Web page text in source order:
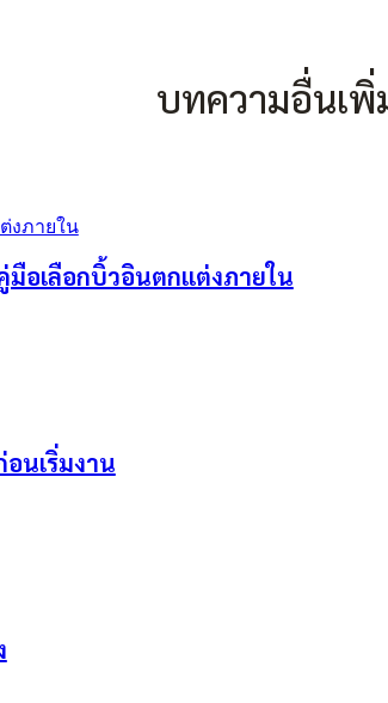
บทความอื่นเพิ่
มือเลือกบิ้วอินตกแต่งภายใน
นเริ่มงาน